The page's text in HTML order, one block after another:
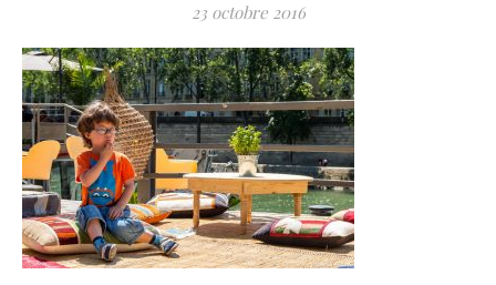
23 octobre 2016